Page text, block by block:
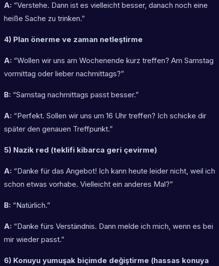
A: “Verstehe. Dann ist es vielleicht besser, danach noch eine
heiße Sache zu trinken.”
4) Plan önerme ve zaman netleştirme
A: “Wollen wir uns am Wochenende kurz treffen? Am Samstag
vormittag oder lieber nachmittags?”
B: “Samstag nachmittags passt besser.”
A: “Perfekt. Sollen wir uns um 16 Uhr treffen? Ich schicke dir
später den genauen Treffpunkt.”
5) Nazik red (teklifi kibarca geri çevirme)
A: “Danke für das Angebot! Ich kann heute leider nicht, weil ich
schon etwas vorhabe. Vielleicht ein anderes Mal?”
B: “Natürlich.”
A: “Danke fürs Verständnis. Dann melde ich mich, wenn es bei
mir wieder passt.”
6) Konuyu yumuşak biçimde değiştirme (hassas konuya